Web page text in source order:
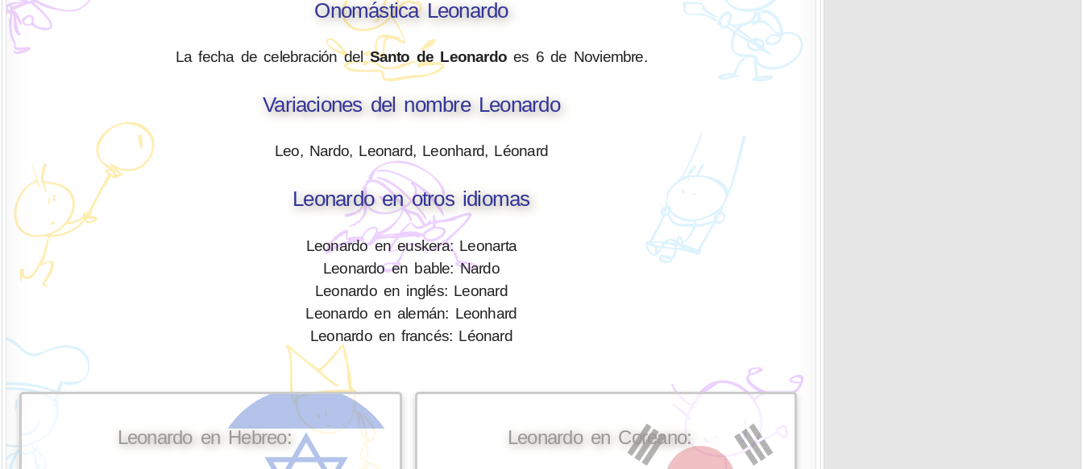
Onomástica Leonardo
La fecha de celebración delSanto de Leonardo es 6 de Noviembre.
Variaciones del nombre Leonardo
Leo, Nardo, Leonard, Leonhard, Léonard
Leonardo en otros idiomas
Leonardo en euskera: Leonarta
Leonardo en bable: Nardo
Leonardo en inglés: Leonard
Leonardo en alemán: Leonhard
Leonardo en francés: Léonard
Leonardo en Hebreo: Leonardo en Coreano: